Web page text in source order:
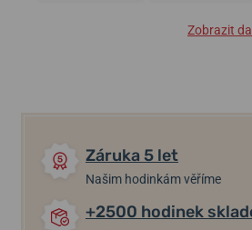
Zobrazit
Záruka 5 let
Našim hodinkám věříme
+2500 hodinek